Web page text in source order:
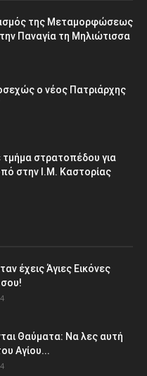
της Μεταμορφώσεως
Παναγία τη Μηλιώτισσα
ο νέος Πατριάρχης
στρατοπέδου για
στην Ι.Μ. Καστορίας
έχεις Άγιες Εικόνες
Θαύματα: Να λες αυτή
Αγίου...